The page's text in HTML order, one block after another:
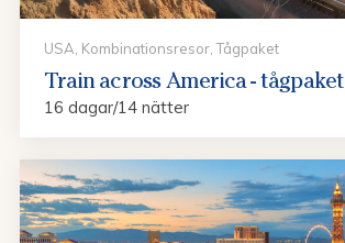
USA, Kombinationsresor, Tågpaket
Train across America - tågpaket
16 dagar/14 nätter